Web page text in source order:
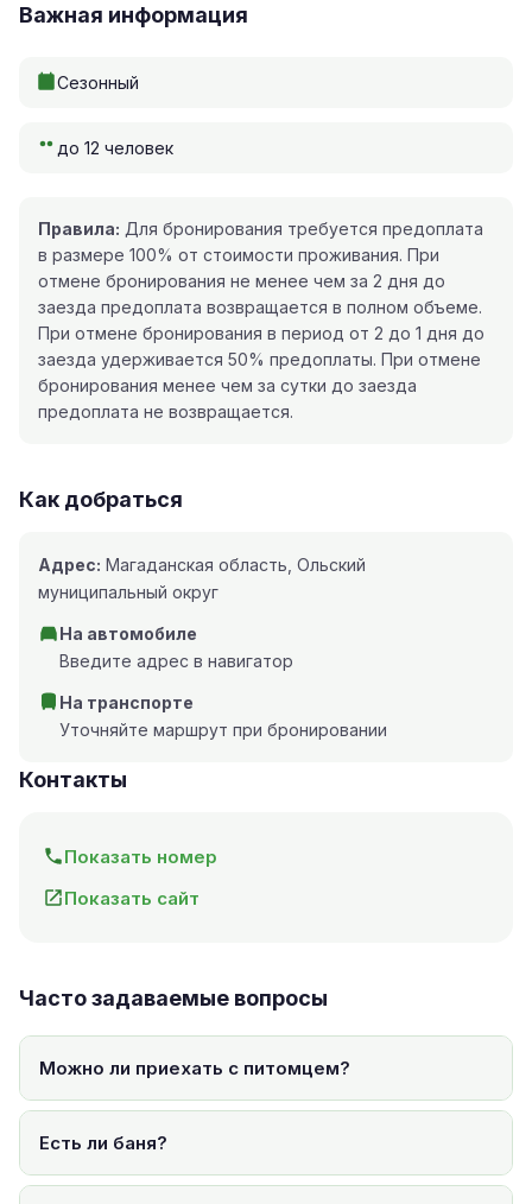
Важная информация
Сезонный
до 12 человек
Правила: Для бронирования требуется предоплата
в размере 100% от стоимости проживания. При
отмене бронирования не менее чем за 2 дня до
заезда предоплата возвращается в полном объеме.
При отмене бронирования в период от 2 до 1 дня до
заезда удерживается 50% предоплаты. При отмене
бронирования менее чем за сутки до заезда
предоплата не возвращается.
Как добраться
Адрес: Магаданская область, Ольский
муниципальный округ
На автомобиле
Введите адрес в навигатор
На транспорте
Уточняйте маршрут при бронировании
Контакты
Показать номер
Показать сайт
Часто задаваемые вопросы
Можно ли приехать с питомцем?
Есть ли баня?